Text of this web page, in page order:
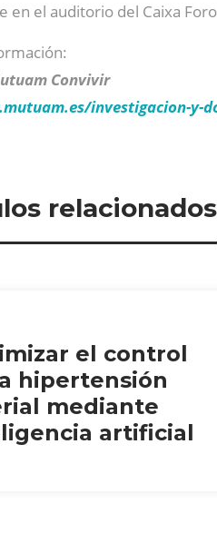
en el auditorio del Caixa
Convivir
investigacion-y-
relacionados
el control
hipertensión
mediante
artificial